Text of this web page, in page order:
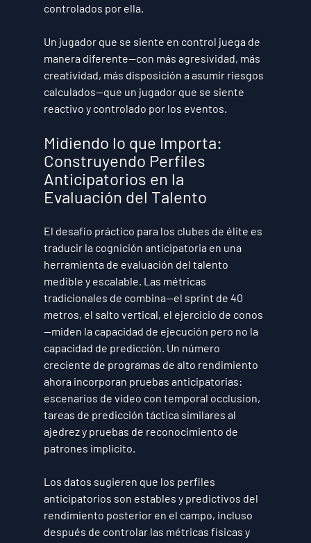
controlados por ella.
Un jugador que se siente en control juega de
manera diferente—con más agresividad, más
creatividad, más disposición a asumir riesgos
calculados—que un jugador que se siente
reactivo y controlado por los eventos.
Midiendo lo que Importa:
Construyendo Perfiles
Anticipatorios en la
Evaluación del Talento
El desafío práctico para los clubes de élite es
traducir la cognición anticipatoria en una
herramienta de evaluación del talento
medible y escalable. Las métricas
tradicionales de combina—el sprint de 40
metros, el salto vertical, el ejercicio de conos
—miden la capacidad de ejecución pero no la
capacidad de predicción. Un número
creciente de programas de alto rendimiento
ahora incorporan pruebas anticipatorias:
escenarios de video con temporal occlusion,
tareas de predicción táctica similares al
ajedrez y pruebas de reconocimiento de
patrones implícito.
Los datos sugieren que los perfiles
anticipatorios son estables y predictivos del
rendimiento posterior en el campo, incluso
después de controlar las métricas físicas y